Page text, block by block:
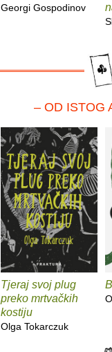
Georgi Gospodinov
– OD ISTOG
Tjeraj svoj plug
preko mrtvačkih
kostiju
Olga Tokarczuk